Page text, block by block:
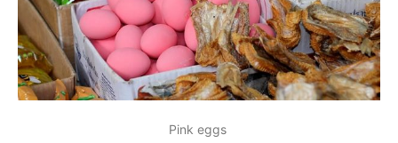
Pink eggs